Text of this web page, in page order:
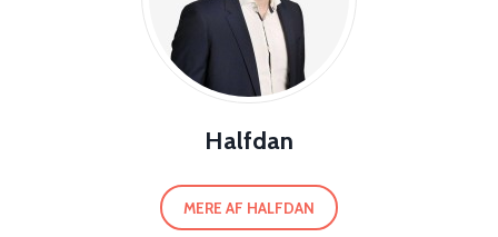
Halfdan
MERE AF HALFDAN